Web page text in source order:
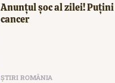
Anunţul şoc al zilei! Puţini
cancer
ȘTIRI ROMÂNIA